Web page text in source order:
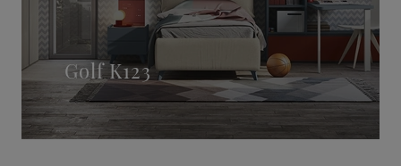
Golf K123